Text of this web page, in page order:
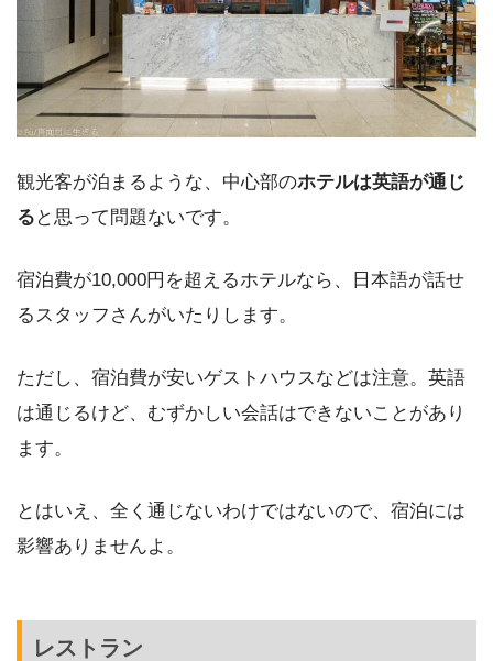
観光客が泊まるような、中心部のホテルは英語が通じ
る と思って問題ないです。
宿泊費が10,000円を超えるホテルなら、日本語が話せ
るスタッフさんがいたりします。
ただし、宿泊費が安いゲストハウスなどは注意。英語
は通じるけど、むずかしい会話はできないことがあり
ます。
とはいえ、全く通じないわけではないので、宿泊には
影響ありませんよ。
レストラン